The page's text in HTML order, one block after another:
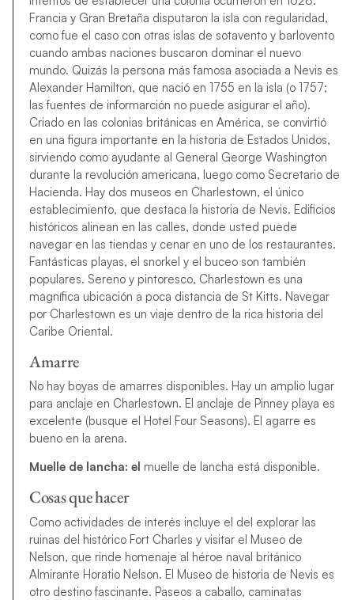
Francia y Gran Bretaña disputaron la isla con regularidad,
como fue el caso con otras islas de sotavento y barlovento
cuando ambas naciones buscaron dominar el nuevo
mundo. Quizás la persona más famosa asociada a Nevis es
Alexander Hamilton, que nació en 1755 en la isla (o 1757;
las fuentes de informarción no puede asigurar el año).
Criado en las colonias británicas en América, se convirtió
en una figura importante en la historia de Estados Unidos,
sirviendo como ayudante al General George Washington
durante la revolución americana, luego como Secretario de
Hacienda. Hay dos museos en Charlestown, el único
establecimiento, que destaca la historia de Nevis. Edificios
históricos alinean en las calles, donde usted puede
navegar en las tiendas y cenar en uno de los restaurantes.
Fantásticas playas, el snorkel y el buceo son también
populares. Sereno y pintoresco, Charlestown es una
magnífica ubicación a poca distancia de St Kitts. Navegar
por Charlestown es un viaje dentro de la rica historia del
Caribe Oriental.
Amarre
No hay boyas de amarres disponibles. Hay un amplio lugar
para anclaje en Charlestown. El anclaje de Pinney playa es
excelente (busque el Hotel Four Seasons). El agarre es
bueno en la arena.
Muelle de lancha: el muelle de lancha está disponible.
Cosas que hacer
Como actividades de interés incluye el del explorar las
ruinas del histórico Fort Charles y visitar el Museo de
Nelson, que rinde homenaje al héroe naval británico
Almirante Horatio Nelson. El Museo de historia de Nevis es
otro destino fascinante. Paseos a caballo, caminatas